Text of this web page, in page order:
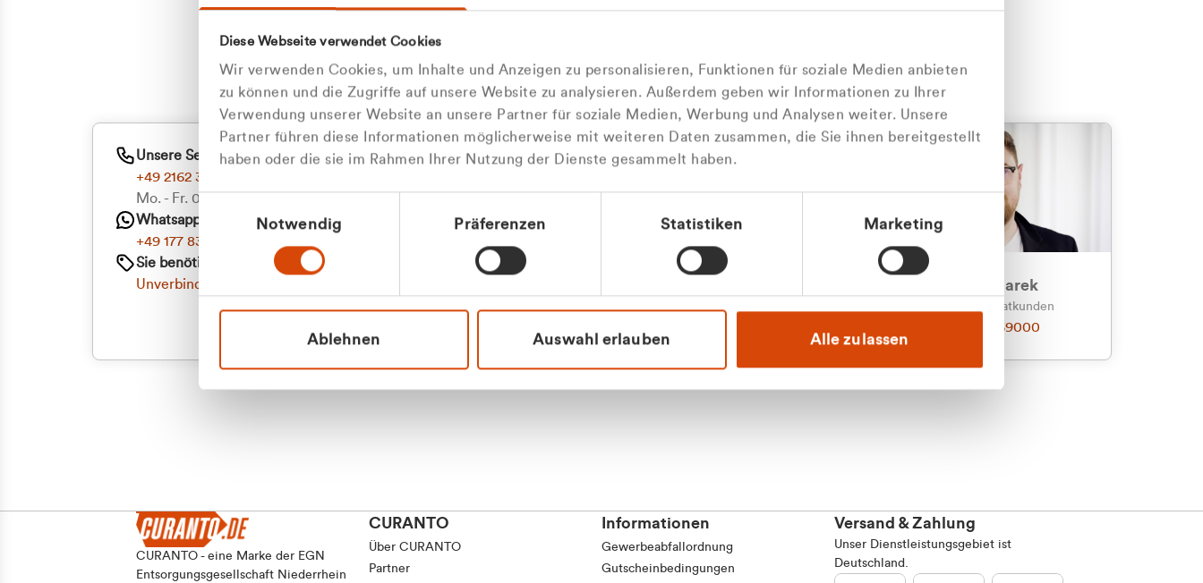
Diese Webseite verwendet Cookies
Wir verwenden Cookies, um Inhalte und Anzeigen zu personalisieren, Funktionen für soziale Medien anbieten
zu können und die Zugriffe auf unsere Website zu analysieren. Außerdem geben wir Informationen zu Ihrer
Verwendung unserer Website an unsere Partner für soziale Medien, Werbung und Analysen weiter. Unsere
Partner führen diese Informationen möglicherweise mit weiteren Daten zusammen, die Sie ihnen bereitgestellt
haben oder die sie im Rahmen Ihrer Nutzung der Dienste gesammelt haben.
Einwilligungsauswahl
Notwendig Präferenzen Statistiken Marketing
Ablehnen Auswahl erlauben Alle zulassen
Zu welcher
Kundengruppe
gehören Sie?
Privatkunde (inkl. MwSt.)
Geschäftskunde (exkl. MwSt.)
Unannehmlichkeiten.
Zum Abfallberater
Oder kontaktieren Sie uns persönlich
Wir sind gerne für Sie da
Unsere Service-Hotline
+49 2162 3769000
Mo. - Fr. 08.00 - 16:30 Uhr
Whatsapp
+49 177 8376058
Sie benötigen ein individuelles Angebot?
Unverbindliche Anfrage stellen
Julian Marek
Vertrieb - Privatkunden
0216 237 69000
CURANTO - eine Marke der EGN
Entsorgungsgesellschaft Niederrhein
CURANTO
Über CURANTO
Partner
Informationen
Gewerbeabfallordnung
Gutscheinbedingungen
Versand & Zahlung
Unser Dienstleistungsgebiet ist
Deutschland.